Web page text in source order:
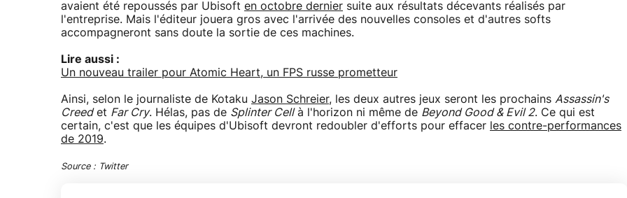
avaient été repoussés par Ubisoft en octobre dernier suite aux résultats décevants réalisés par
l'entreprise. Mais l'éditeur jouera gros avec l'arrivée des nouvelles consoles et d'autres softs
accompagneront sans doute la sortie de ces machines.
Lire aussi :
Un nouveau trailer pour Atomic Heart, un FPS russe prometteur
Ainsi, selon le journaliste de Kotaku Jason Schreier, les deux autres jeux seront les prochains Assassin's
Creedet Far Cry. Hélas, pas de Splinter Cellà l'horizon ni même de Beyond Good & Evil 2. Ce qui est
certain, c'est que les équipes d'Ubisoft devront redoubler d'efforts pour effacer les contre-performances
de 2019.
Source : Twitter